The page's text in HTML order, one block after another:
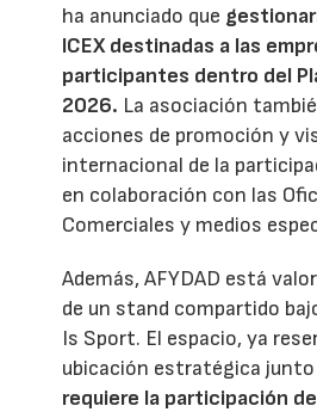
ha anunciado que
ICEX destinadas a las
participantes dentro del
2026. La asociación
acciones de promoción y
internacional de la
en colaboración con las
Comerciales y medios
Además, AFYDAD está
de un stand compartido
Is Sport. El espacio, ya
ubicación estratégica junto
requiere la participación